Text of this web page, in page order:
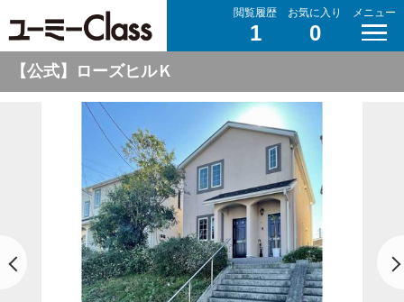
閲覧履歴
1
お気に入り
0
メニュー
【公式】ローズヒルＫ